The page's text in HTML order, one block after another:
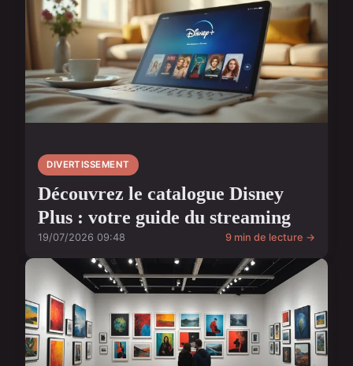
DIVERTISSEMENT
Découvrez le catalogue Disney
Plus : votre guide du streaming
19/07/2026 09:48 9 min de lecture →